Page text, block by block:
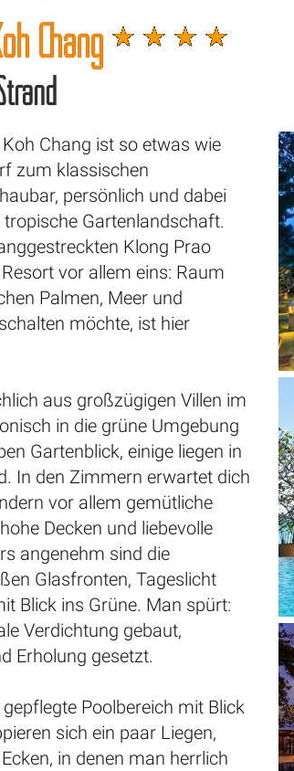
Chang
Chang ist so etwas wie
zum klassischen
persönlich und dabei
Gartenlandschaft.
Klong Prao
vor allem eins: Raum
Palmen, Meer und
möchte, ist hier
aus großzügigen Villen im
in die grüne Umgebung
Gartenblick, einige liegen in
In den Zimmern erwartet dich
vor allem gemütliche
Decken und liebevolle
angenehm sind die
Glasfronten, Tageslicht
Blick ins Grüne. Man spürt:
Verdichtung gebaut,
Erholung gesetzt.
Poolbereich mit Blick
sich ein paar Liegen,
in denen man herrlich